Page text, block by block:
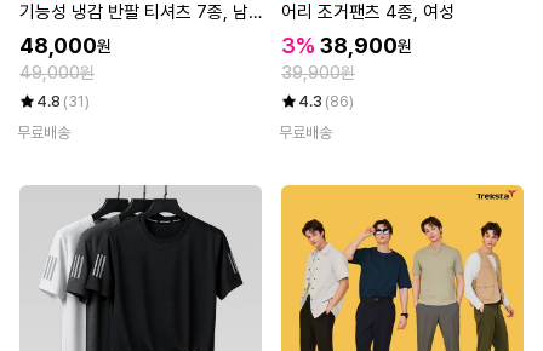
기능성 냉감 반팔 티셔츠 7종, 남
성
48,000원
49,000원
4.8 (31)
무료배송
어리 조거팬츠 4종, 여성
3% 38,900원
39,900원
4.3 (86)
무료배송